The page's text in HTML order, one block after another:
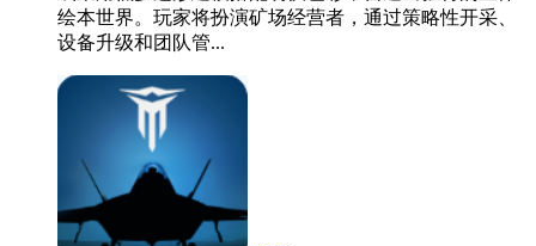
绘本世界。玩家将扮演矿场经营者，通过策略性开采、
设备升级和团队管...